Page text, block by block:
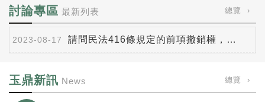
討論專區 最新列表 總覽 ›
2023-08-17 請問民法416條規定的前項撤銷權，自贈與
玉鼎新訊 News 總覽 ›